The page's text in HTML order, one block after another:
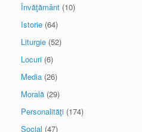
Învăţământ (10)
Istorie (64)
Liturgie (52)
Locuri (6)
Media (26)
Morală (29)
Personalităţi (174)
Social (47)